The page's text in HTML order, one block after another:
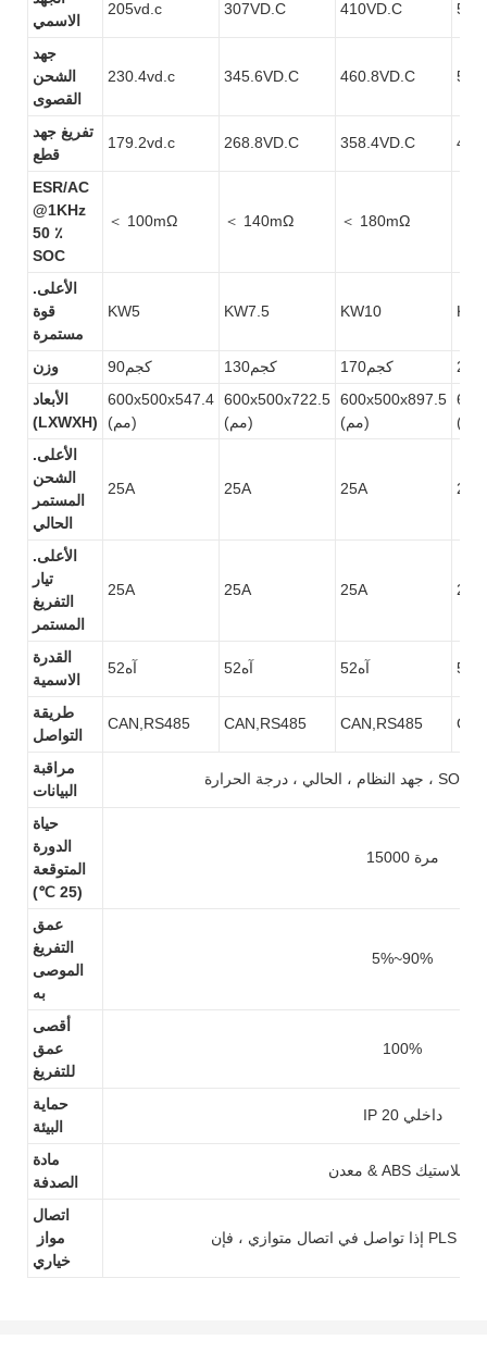
الاسمي
205vd.c 307VD.C 410VD.C
جهد
الشحن
القصوى
230.4vd.c 345.6VD.C 460.8VD.C
تفريغ جهد
قطع
179.2vd.c 268.8VD.C 358.4VD.C
ESR/AC
@1KHz
50 ٪
SOC
＜ 100mΩ ＜ 140mΩ ＜ 180mΩ
الأعلى.
قوة
مستمرة
KW5 KW7.5 KW10
وزن كجم90 كجم130 كجم170
الأبعاد
(LXWXH)
600x500x547.4
(مم)
600x500x722.5
(مم)
600x500x897.5
(مم)
الأعلى.
الشحن
المستمر
الحالي
25A 25A 25A 25A
الأعلى.
تيار
التفريغ
المستمر
25A 25A 25A 25A
القدرة
الاسمية
آه52 آه52 آه52
طريقة
التواصل
CAN,RS485 CAN,RS485 CAN,RS485
مراقبة
البيانات
حياة
الدورة
المتوقعة
(25 ℃)
15000 مرة
عمق
التفريغ
الموصى
به
5%~90%
أقصى
عمق
للتفريغ
100%
حماية
البيئة
IP 20 داخلي
مادة
الصدفة
اتصال
مواز
خياري